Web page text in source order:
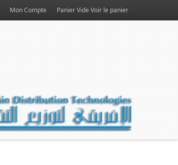
Panier Vide Voir le panier
Mon Compte